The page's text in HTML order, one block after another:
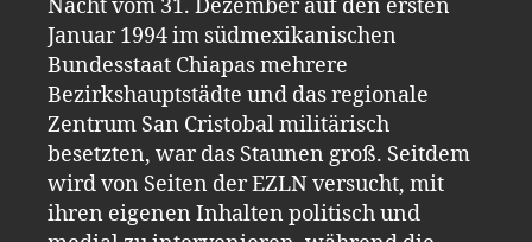
Nacht vom 31. Dezember auf den ersten
Januar 1994 im südmexikanischen
Bundesstaat Chiapas mehrere
Bezirkshauptstädte und das regionale
Zentrum San Cristobal militärisch
besetzten, war das Staunen groß. Seitdem
wird von Seiten der EZLN versucht, mit
ihren eigenen Inhalten politisch und